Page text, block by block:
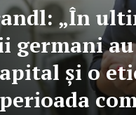
„În
germani
și o